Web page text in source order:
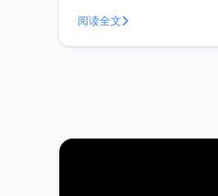
阅读全文